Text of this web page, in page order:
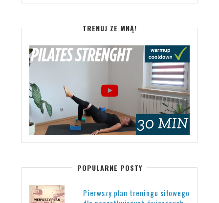
TRENUJ ZE MNĄ!
POPULARNE POSTY
Pierwszy plan treningu siłowego